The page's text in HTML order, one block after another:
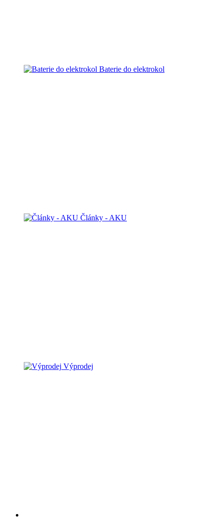
Baterie do elektrokol
Články - AKU
Výprodej